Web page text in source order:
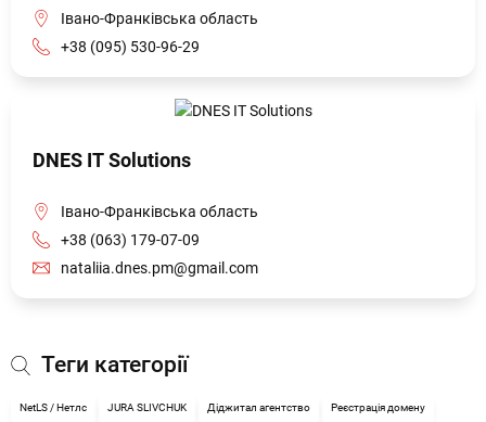
Івано-Франківська область
+38 (095) 530-96-29
DNES IT Solutions
Івано-Франківська область
+38 (063) 179-07-09
nataliia.dnes.pm@gmail.com
Теги категорії
NetLS / Нетлс JURA SLIVCHUK Діджитал агентство Реєстрація домену